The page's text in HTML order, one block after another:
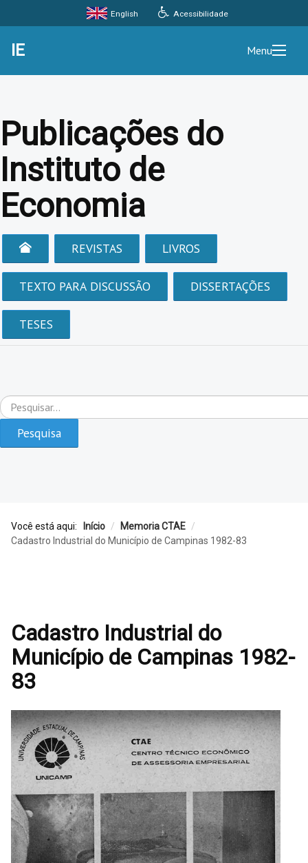
Acessibilidade
English
IE Menu
Publicações do
Instituto de
Economia
REVISTAS LIVROS
TEXTO PARA DISCUSSÃO DISSERTAÇÕES
TESES
Pesquisar...
Pesquisa
Você está aqui: Início / Memoria CTAE /
Cadastro Industrial do Município de Campinas 1982-83
Cadastro Industrial do
Município de Campinas 1982-
83